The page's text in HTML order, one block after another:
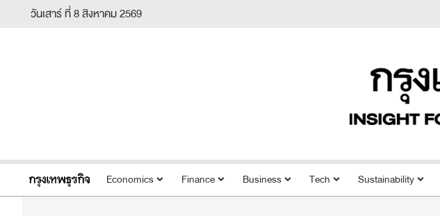
วันเสาร์ ที่ 8 สิงหาคม 2569
Economics Finance Business Tech Sustainability